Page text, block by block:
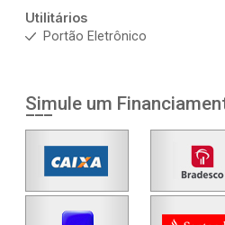
Utilitários
Portão Eletrônico
Simule um